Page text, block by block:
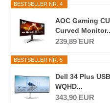
BESTSELLER NR. 4
AOC Gaming
Curved
239,89 EUR
BESTSELLER NR. 5
Dell 34 Plus
WQHD...
343,90 EUR